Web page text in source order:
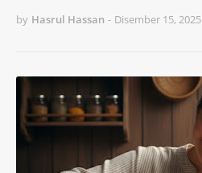
by Hasrul Hassan - Disember 15, 2025